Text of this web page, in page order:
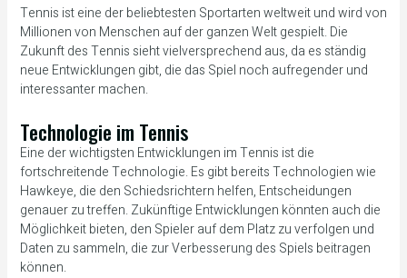
Tennis ist eine der beliebtesten Sportarten weltweit und wird von
Millionen von Menschen auf der ganzen Welt gespielt. Die
Zukunft des Tennis sieht vielversprechend aus, da es ständig
neue Entwicklungen gibt, die das Spiel noch aufregender und
interessanter machen.
Technologie im Tennis
Eine der wichtigsten Entwicklungen im Tennis ist die
fortschreitende Technologie. Es gibt bereits Technologien wie
Hawkeye, die den Schiedsrichtern helfen, Entscheidungen
genauer zu treffen. Zukünftige Entwicklungen könnten auch die
Möglichkeit bieten, den Spieler auf dem Platz zu verfolgen und
Daten zu sammeln, die zur Verbesserung des Spiels beitragen
können.